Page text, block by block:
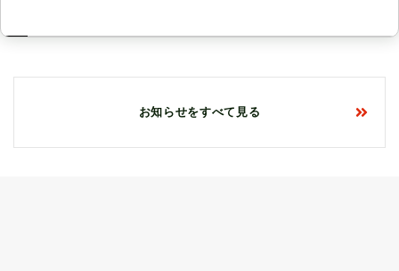
お知らせをすべて見る